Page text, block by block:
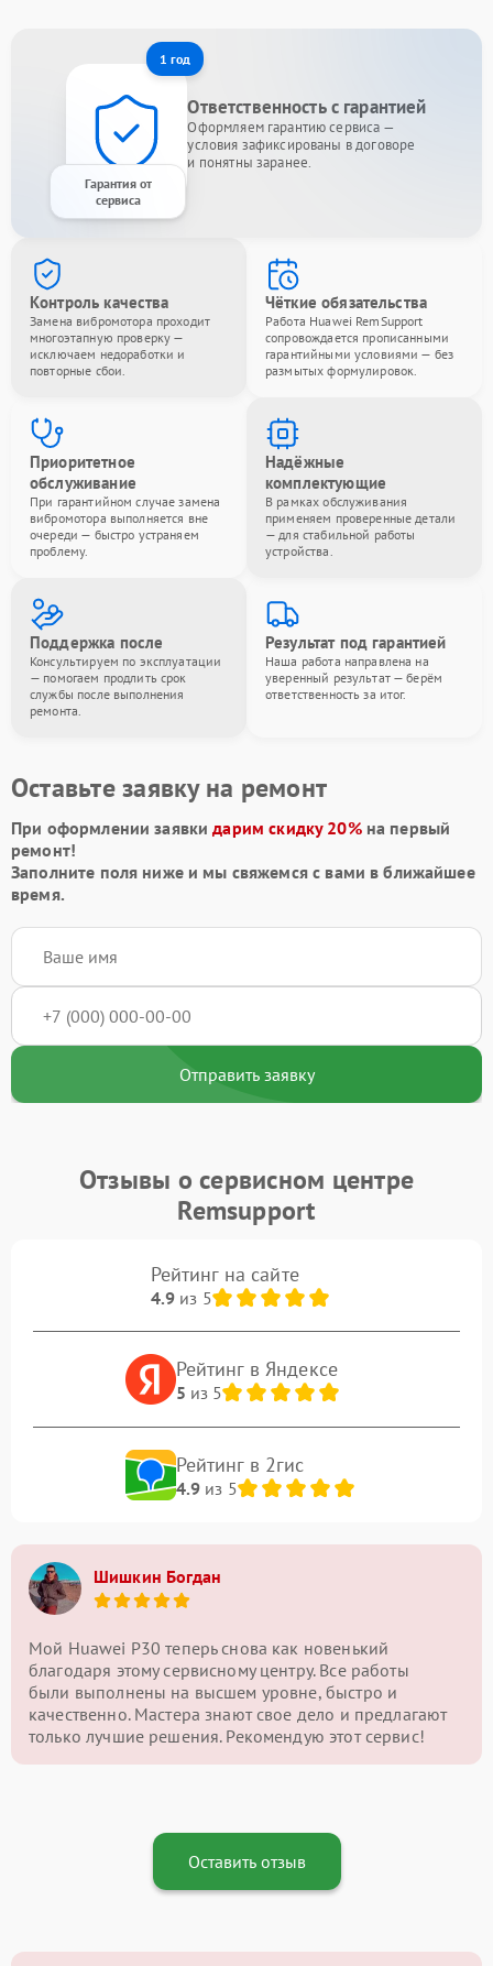
1 год
Гарантия от
сервиса
Ответственность с гарантией
Оформляем гарантию сервиса —
условия зафиксированы в договоре
и понятны заранее.
Контроль качества
Замена вибромотора проходит
многоэтапную проверку —
исключаем недоработки и
повторные сбои.
Чёткие обязательства
Работа Huawei RemSupport
сопровождается прописанными
гарантийными условиями — без
размытых формулировок.
Приоритетное
обслуживание
При гарантийном случае замена
вибромотора выполняется вне
очереди — быстро устраняем
проблему.
Надёжные
комплектующие
В рамках обслуживания
применяем проверенные детали
— для стабильной работы
устройства.
Поддержка после
Консультируем по эксплуатации
— помогаем продлить срок
службы после выполнения
ремонта.
Результат под гарантией
Наша работа направлена на
уверенный результат — берём
ответственность за итог.
Оставьте заявку на ремонт
При оформлении заявкидарим скидку 20%на первый
ремонт!
Заполните поля ниже и мы свяжемся с вами в ближайшее
время.
Отправить заявку
Отзывы о сервисном центре
Remsupport
Рейтинг на сайте
4.9из 5
Рейтинг в Яндексе
5 из 5
Рейтинг в 2гис
4.9из 5
Шишкин Богдан
Мой Huawei P30 теперь снова как новенький
благодаря этому сервисному центру. Все работы
были выполнены на высшем уровне, быстро и
качественно. Мастера знают свое дело и предлагают
только лучшие решения. Рекомендую этот сервис!
Оставить отзыв